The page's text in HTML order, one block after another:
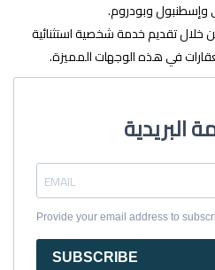
وإسطنبول وبودروم.
تقديم خدمة شخصية استثنائية
في هذه الوجهات المميزة.
Provide your email address to
SUBSCRIBE